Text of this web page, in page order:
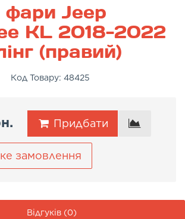
фари Jeep
KL 2018-2022
(правий)
Код Товару: 48425
Придбати
замовлення
Відгуків (0)